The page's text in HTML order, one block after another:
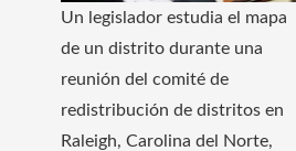
Un legislador estudia el mapa
de un distrito durante una
reunión del comité de
redistribución de distritos en
Raleigh, Carolina del Norte,